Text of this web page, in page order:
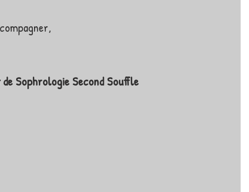
Sophrologie Second Souffle